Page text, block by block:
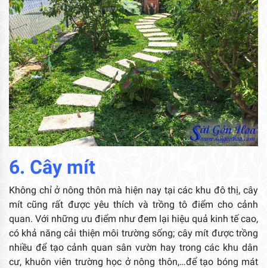
6. Cây mít
Không chỉ ở nông thôn mà hiện nay tại các khu đô thị, cây
mít cũng rất được yêu thích và trồng tô điểm cho cảnh
quan. Với những ưu điểm như đem lại hiệu quả kinh tế cao,
có khả năng cải thiện môi trường sống; cây mít được trồng
nhiều để tạo cảnh quan sân vườn hay trong các khu dân
cư, khuôn viên trường học ở nông thôn,…để tạo bóng mát